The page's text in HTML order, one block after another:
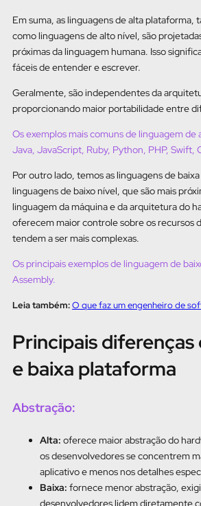
Em suma, as linguagens de alta plataforma,
como linguagens de alto nível, são
próximas da linguagem humana. Isso
fáceis de entender e escrever.
Geralmente, são independentes da
proporcionando maior portabilidade entre
Os exemplos mais comuns de linguagem de
Java, JavaScript, Ruby, Python, PHP, Swift,
Por outro lado, temos as linguagens de
linguagens de baixo nível, que são mais
linguagem da máquina e da arquitetura do
oferecem maior controle sobre os recursos
tendem a ser mais complexas.
Os principais exemplos de linguagem de
Assembly.
Leia também:O que faz um engenheiro de
Principais diferenças
e baixa plataforma
Abstração:
Alta: oferece maior abstração do
os desenvolvedores se concentrem
aplicativo e menos nos detalhes
Baixa: fornece menor abstração,
desenvolvedores lidem diretamente